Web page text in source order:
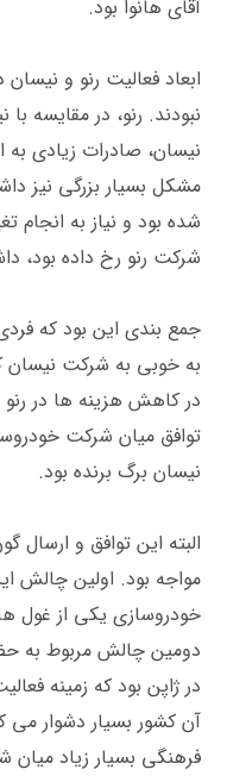
آقای هانوا بود.
ابعاد فعالیت رنو و
نبودند. رنو، در مقایسه
نیسان، صادرات زیادی
مشکل بسیار بزرگی نیز
شده بود و نیاز به انجام
شرکت رنو رخ داده بود،
جمع بندی این بود که
به خوبی به شرکت نیسان
در کاهش هزینه ها در
توافق میان شرکت
نیسان برگ برنده بود.
البته این توافق و ارسال
مواجه بود. اولین چالش
خودروسازی یکی از غول
دومین چالش مربوط به
در ژاپن بود که زمینه
آن کشور بسیار دشوار می
فرهنگی بسیار زیاد